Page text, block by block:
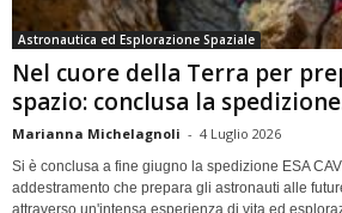
Astronautica ed Esplorazione Spaziale
Nel cuore della Terra per
spazio: conclusa la
Marianna Michelagnoli - 4 Luglio 2026
Si è conclusa a fine giugno la spedizione ESA
addestramento che prepara gli astronauti alle
attraverso un'intensa esperienza di vita ed